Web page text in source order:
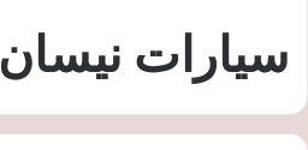
سيارات نيسان